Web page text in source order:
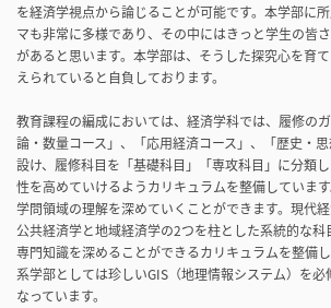
を経済学視点から論じることが可能です。本学部に
マも非常に多様であり、その中にはきっと学生の皆
があると思います。本学部は、そうした探究心を育
えられていると自負しております。
教育課程の編成においては、経済学科では、履修の
論・数量コース」、「応用経済コース」、「歴史・
設け、履修科目を「基礎科目」「専攻科目」に分類
性を高めていけるようカリキュラムを整備していま
学問領域の理解を深めていくことができます。現代経
公共経済学と地域経済学の2つを柱とした系統的な
専門知識を深めることができるカリキュラムを整備
系学部としては珍しいGIS（地理情報システム）を
なっています。